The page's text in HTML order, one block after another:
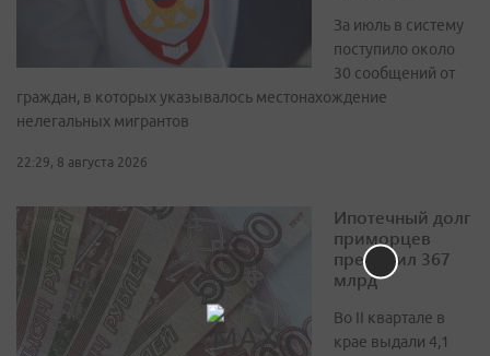
За июль в систему
поступило около
30 сообщений от
граждан, в которых указывалось местонахождение
нелегальных мигрантов
22:29, 8 августа 2026
Ипотечный долг
приморцев
превысил 367
млрд
Во II квартале в
крае выдали 4,1